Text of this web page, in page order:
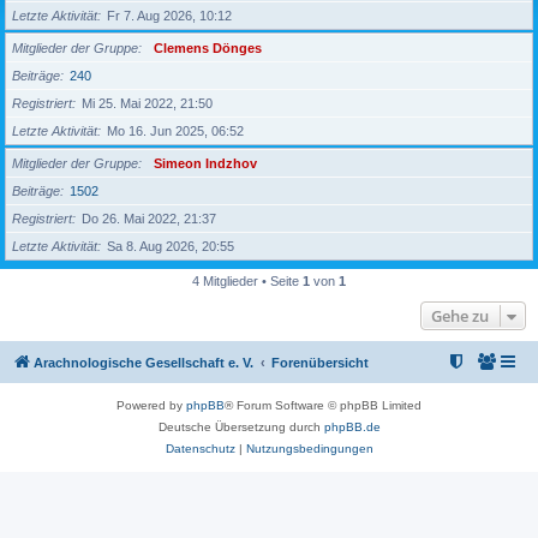
Letzte Aktivität
Fr 7. Aug 2026, 10:12
Mitglieder der Gruppe
Clemens Dönges
Beiträge
240
Registriert
Mi 25. Mai 2022, 21:50
Letzte Aktivität
Mo 16. Jun 2025, 06:52
Mitglieder der Gruppe
Simeon Indzhov
Beiträge
1502
Registriert
Do 26. Mai 2022, 21:37
Letzte Aktivität
Sa 8. Aug 2026, 20:55
4 Mitglieder • Seite 1 von 1
Gehe zu
Arachnologische Gesellschaft e. V. Forenübersicht
Powered by phpBB® Forum Software © phpBB Limited
Deutsche Übersetzung durch phpBB.de
Datenschutz| Nutzungsbedingungen